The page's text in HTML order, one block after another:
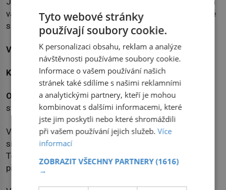
vápenatá hornina. Časem se tak utvořila jeskyně, u které
se probořil strop, a celá formace se ocitla pod vodou.
Vodní vír Malström
Kde: Norsko
O co jde:Silný mořský proud v Norském moři vzniká
střetem dvou příbojových vln.
V Norském moři mezi Lofotskými ostrovy se objevuje
silný mořský proud, který získal označení Malström.
Tento unikátní jev vzniká díky specifickým vlastnostem
přílivu a odlivu a zvláštnímu povrchu mořského dna.
Tyto webové stránky
používají soubory cookie.
K personalizaci obsahu, reklam a analýze
návštěvnosti používáme soubory cookie.
Informace o vašem používání našich
stránek také sdílíme s našimi reklamními
a analytickými partnery, kteří je mohou
kombinovat s dalšími informacemi, které
jste jim poskytli nebo které shromáždili
při vašem používání jejich služeb.Více
informací
ZOBRAZIT VŠECHNY PARTNERY(1616)
→